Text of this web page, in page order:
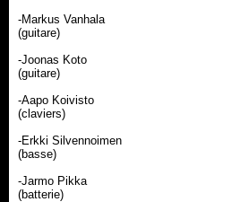
-Markus Vanhala
(guitare)
-Joonas Koto
(guitare)
-Aapo Koivisto
(claviers)
-Erkki Silvennoimen
(basse)
-Jarmo Pikka
(batterie)